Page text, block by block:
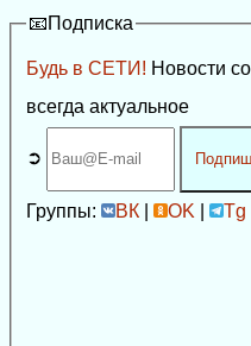
📧Подписка
Будь в СЕТИ! Новости
всегда актуальное
➲
Группы: ВК| OK Tg